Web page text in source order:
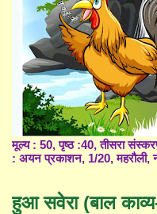
मूल्य : 50, पृष्ठ :40, तीसरा
: अयन प्रकाशन, 1/20, महरौली,
हुआ सवेरा (बाल